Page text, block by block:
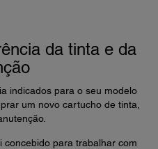
da tinta e da
indicados para o seu modelo
um novo cartucho de tinta,
concebido para trabalhar com